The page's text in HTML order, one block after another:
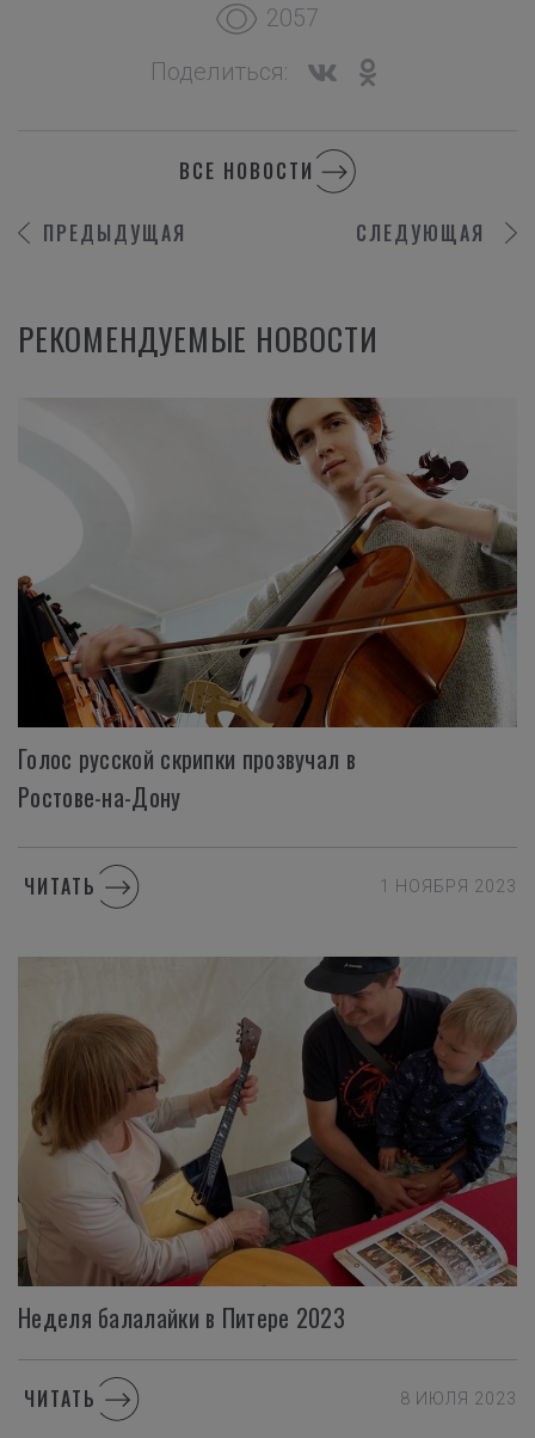
2057
Поделиться:
ПРЕДЫДУЩАЯ
ВСЕ НОВОСТИ
СЛЕДУЮЩАЯ
РЕКОМЕНДУЕМЫЕ НОВОСТИ
Голос русской скрипки прозвучал в
Ростове-на-Дону
ЧИТАТЬ 1 НОЯБРЯ 2023
Неделя балалайки в Питере 2023
ЧИТАТЬ 8 ИЮЛЯ 2023